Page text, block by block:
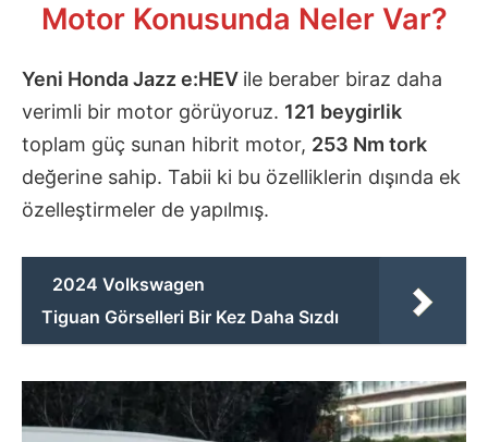
Motor Konusunda Neler Var?
Yeni Honda Jazz e:HEV ile beraber biraz daha
verimli bir motor görüyoruz. 121 beygirlik
toplam güç sunan hibrit motor, 253 Nm tork
değerine sahip. Tabii ki bu özelliklerin dışında ek
özelleştirmeler de yapılmış.
2024 Volkswagen
Tiguan Görselleri Bir Kez Daha Sızdı